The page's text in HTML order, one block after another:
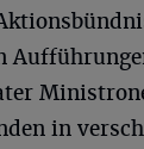
in